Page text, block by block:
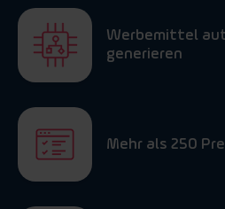
Werbemittel
generieren
Mehr als 250